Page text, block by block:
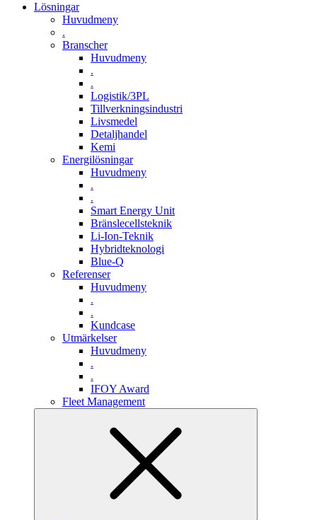
Lösningar
Huvudmeny
.
Branscher
Huvudmeny
.
.
Logistik/3PL
Tillverkningsindustri
Livsmedel
Detaljhandel
Kemi
Energilösningar
Huvudmeny
.
.
Smart Energy Unit
Bränslecellsteknik
Li-Ion-Teknik
Hybridteknologi
Blue-Q
Referenser
Huvudmeny
.
.
Kundcase
Utmärkelser
Huvudmeny
.
.
IFOY Award
Fleet Management